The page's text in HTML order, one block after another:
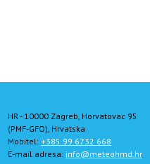
HR - 10000 Zagreb, Horvatovac 95
(PMF-GFO), Hrvatska
Mobitel: +385 99 6732 668
E-mail adresa: info@meteohmd.hr